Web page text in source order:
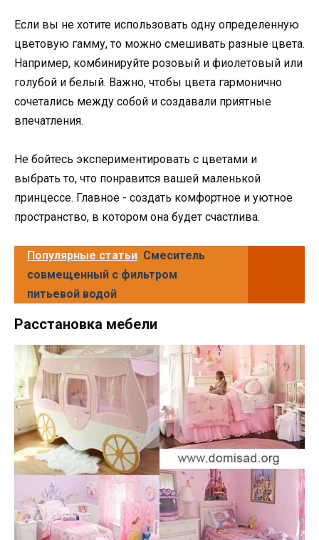
Если вы не хотите использовать одну определенную
цветовую гамму, то можно смешивать разные цвета.
Например, комбинируйте розовый и фиолетовый или
голубой и белый. Важно, чтобы цвета гармонично
сочетались между собой и создавали приятные
впечатления.
Не бойтесь экспериментировать с цветами и
выбрать то, что понравится вашей маленькой
принцессе. Главное - создать комфортное и уютное
пространство, в котором она будет счастлива.
Популярные статьи Смеситель
совмещенный с фильтром
питьевой водой
Расстановка мебели